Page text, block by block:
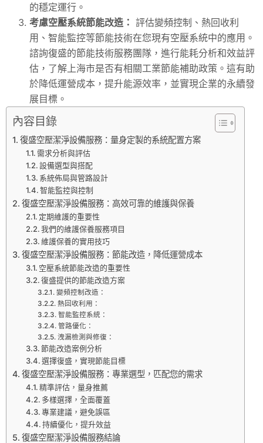
的穩定運行。
考慮空壓系統節能改造： 評估變頻控制、熱回收利
用、智能監控等節能技術在您現有空壓系統中的應用。
諮詢復盛的節能技術服務團隊，進行能耗分析和效益評
估，了解上海市是否有相關工業節能補助政策。這有助
於降低運營成本，提升能源效率，並實現企業的永續發
展目標。
內容目錄
復盛空壓潔淨設備服務：量身定製的系統配置方案
需求分析與評估
設備選型與搭配
系統佈局與管路設計
智能監控與控制
復盛空壓潔淨設備服務：高效可靠的維護與保養
定期維護的重要性
我們的維護保養服務項目
維護保養的實用技巧
復盛空壓潔淨設備服務：節能改造，降低運營成本
空壓系統節能改造的重要性
復盛提供的節能改造方案
變頻控制改造：
熱回收利用：
智能監控系統：
管路優化：
洩漏檢測與修復：
節能改造案例分析
選擇復盛，實現節能目標
復盛空壓潔淨設備服務：專業選型，匹配您的需求
精準評估，量身推薦
多樣選擇，全面覆蓋
專業建議，避免誤區
持續優化，提升效益
復盛空壓潔淨設備服務結論